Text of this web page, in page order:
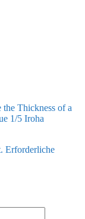
the Thickness of a
1/5 Iroha
Erforderliche